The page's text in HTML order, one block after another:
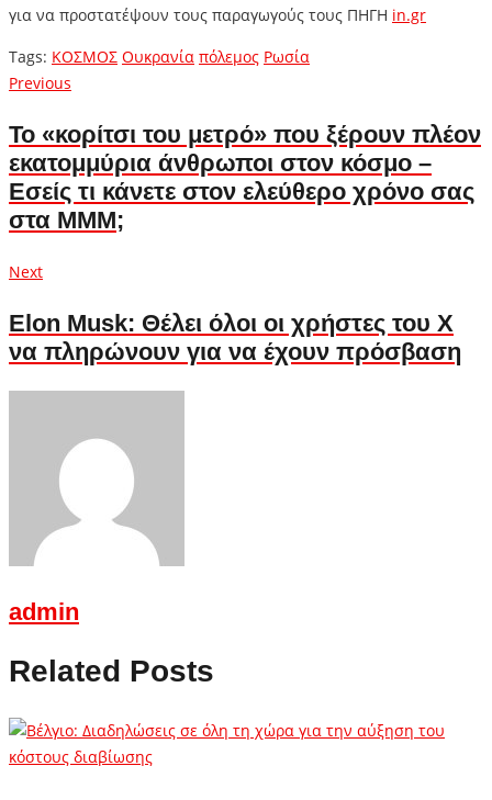
για να προστατέψουν τους παραγωγούς τους ΠΗΓΗ in.gr
Tags: ΚΟΣΜΟΣ Ουκρανία πόλεμος Ρωσία
Πλοήγηση
άρθρων
Previous
Το «κορίτσι του μετρό» που ξέρουν πλέον
εκατομμύρια άνθρωποι στον κόσμο –
Εσείς τι κάνετε στον ελεύθερο χρόνο σας
στα ΜΜM;
NextNext
Elon Musk: Θέλει όλοι οι χρήστες του Χ
να πληρώνουν για να έχουν πρόσβαση
admin
Related Posts